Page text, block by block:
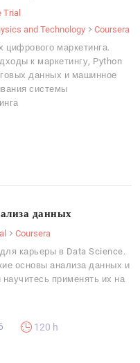
Trial
and Technology
Coursera
цифрового маркетинга.
к маркетингу, Python
данных и машинное
системы
данных
Coursera
карьеры в Data Science.
основы анализа данных и
применять их на
120 h